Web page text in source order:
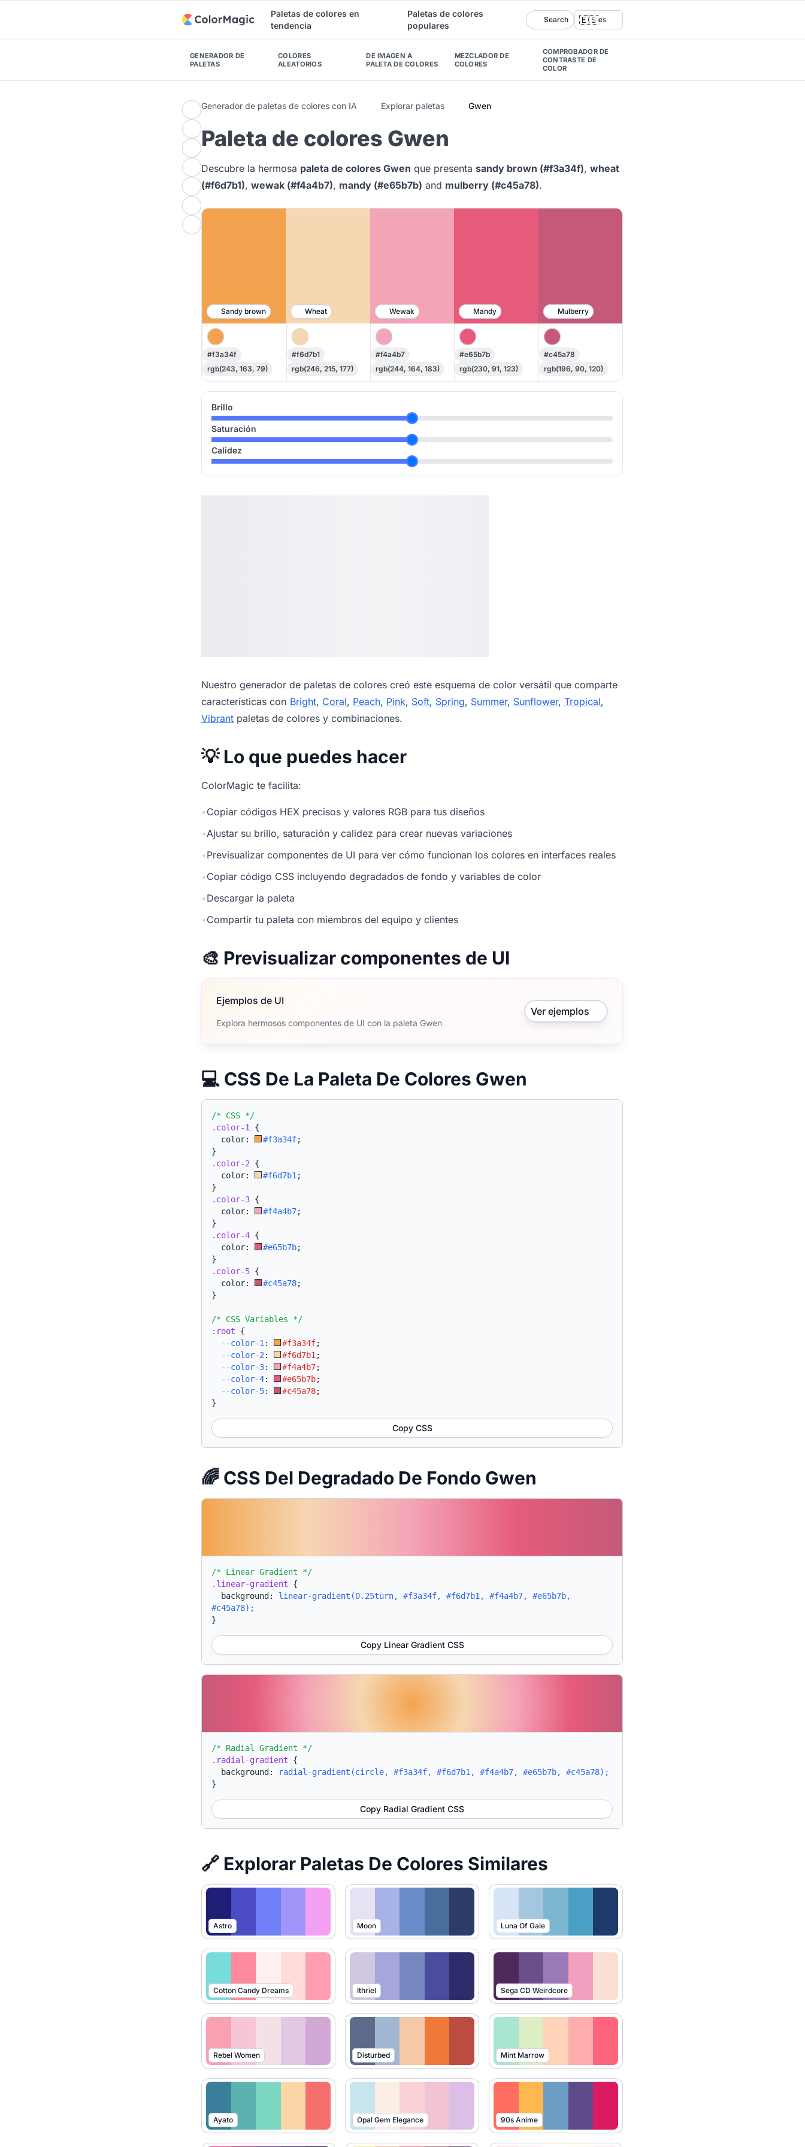
Paletas de colores en
tendencia
Paletas de colores
populares
Search 🇪🇸es
GENERADOR DE
PALETAS
COLORES
ALEATORIOS
DE IMAGEN A
PALETA DE COLORES
MEZCLADOR DE
COLORES
COMPROBADOR DE
CONTRASTE DE
COLOR
Generador de paletas de colores con IA Explorar paletas Gwen
Paleta de colores Gwen
Descubre la hermosa paleta de colores Gwen que presenta sandy brown (#f3a34f), wheat
(#f6d7b1), wewak (#f4a4b7), mandy (#e65b7b) and mulberry (#c45a78).
Sandy brown Wheat Wewak Mandy Mulberry
#f3a34f
rgb(243, 163, 79)
#f6d7b1
rgb(246, 215, 177)
#f4a4b7
rgb(244, 164, 183)
#e65b7b
rgb(230, 91, 123)
#c45a78
rgb(196, 90, 120)
Brillo
Saturación
Calidez
Nuestro generador de paletas de colores creó este esquema de color versátil que comparte
características con Bright, Coral, Peach, Pink, Soft, Spring, Summer, Sunflower, Tropical,
Vibrant paletas de colores y combinaciones.
💡 Lo que puedes hacer
ColorMagic te facilita:
•Copiar códigos HEX precisos y valores RGB para tus diseños
•Ajustar su brillo, saturación y calidez para crear nuevas variaciones
•Previsualizar componentes de UI para ver cómo funcionan los colores en interfaces reales
•Copiar código CSS incluyendo degradados de fondo y variables de color
•Descargar la paleta
•Compartir tu paleta con miembros del equipo y clientes
🎨 Previsualizar componentes de UI
Ejemplos de UI
Explora hermosos componentes de UI con la paleta Gwen
Ver ejemplos
💻 CSS De La Paleta De Colores Gwen
/* CSS */
.color-1
{
  color:
#f3a34f;
}
.color-2 {
  color:
#f6d7b1 ;
}
.color-3 {
  color:
#f4a4b7;
}
.color-4 {
  color:
#e65b7b;
}
.color-5 {
  color:
#c45a78;
}
/* CSS Variables */
:root {
--color-1 : #f3a34f;
--color-2 : #f6d7b1 ;
--color-3: #f4a4b7;
--color-4: #e65b7b;
--color-5: #c45a78;
}
Copy CSS
🌈 CSS Del Degradado De Fondo Gwen
/* Linear Gradient */
.linear-gradient {
background: linear-gradient(0.25turn, #f3a34f, #f6d7b1, #f4a4b7, #e65b7b,
#c45a78);
}
Copy Linear Gradient CSS
/* Radial Gradient */
.radial-gradient {
background:
radial-gradient(circle, #f3a34f, #f6d7b1, #f4a4b7, #e65b7b, #c45a78);
}
Copy Radial Gradient CSS
🔗 Explorar Paletas De Colores Similares
Astro Moon Luna Of Gale
Cotton Candy Dreams Ithriel Sega CD Weirdcore
Rebel Women Disturbed Mint Marrow
Ayato Opal Gem Elegance 90s Anime